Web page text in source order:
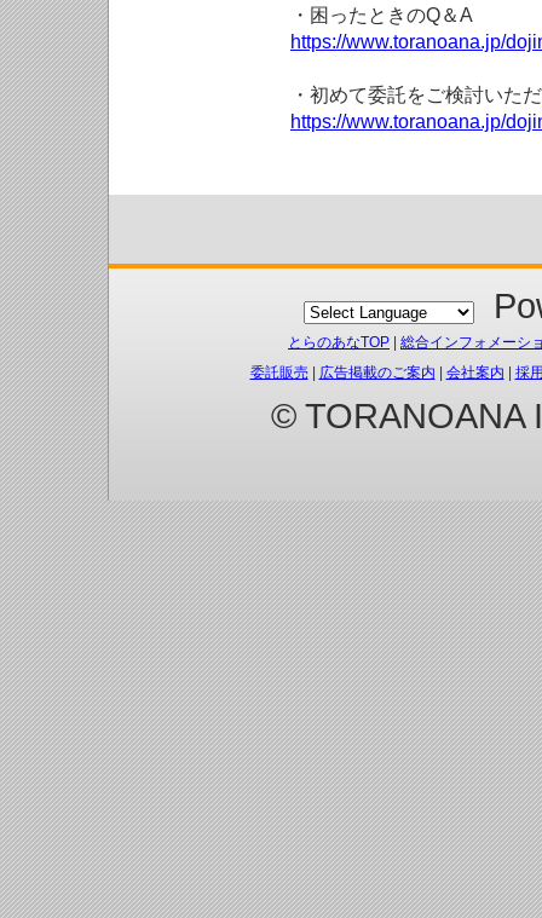
・困ったときのQ＆A
https://www.toranoana.jp/
・初めて委託をご検討いた
https://www.toranoana.jp/
とらのあなTOP
総合インフォメーシ
委託販売| 広告掲載のご案内 会社案内 採
© TORANOANA